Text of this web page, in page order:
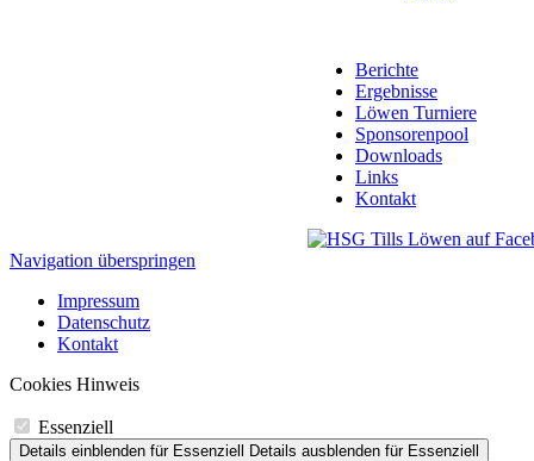
Berichte
Ergebnisse
Löwen Turniere
Sponsorenpool
Downloads
Links
Kontakt
Navigation überspringen
Impressum
Datenschutz
Kontakt
Cookies Hinweis
Essenziell
Details einblenden für Essenziell Details ausblenden für Essenziell